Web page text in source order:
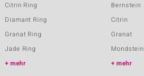
Citrin Ring
Diamant Ring
Granat Ring
Jade Ring
mehr
Bernstein
Citrin
Granat
Mondstein
mehr